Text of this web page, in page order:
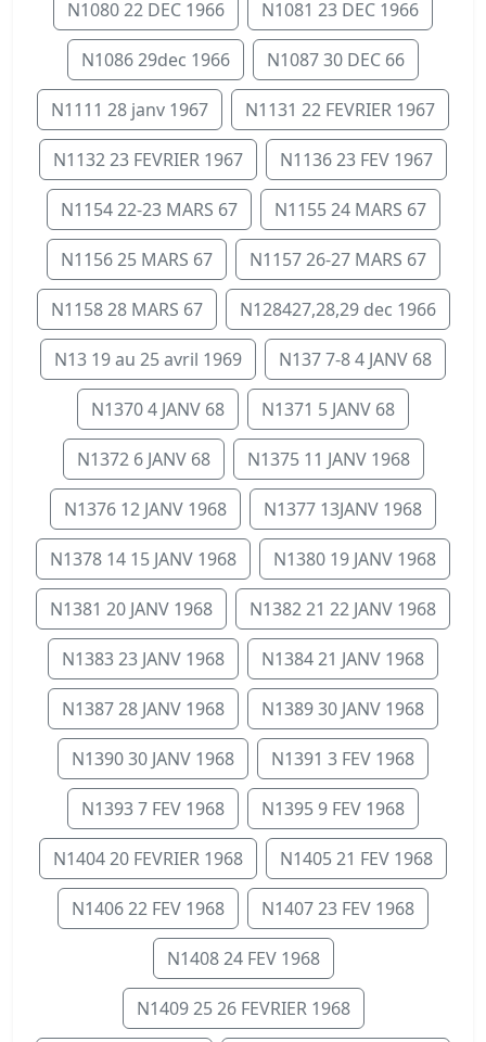
N1080 22 DEC 1966 N1081 23 DEC 1966
N1086 29dec 1966 N1087 30 DEC 66
N1111 28 janv 1967 N1131 22 FEVRIER 1967
N1132 23 FEVRIER 1967 N1136 23 FEV 1967
N1154 22-23 MARS 67 N1155 24 MARS 67
N1156 25 MARS 67 N1157 26-27 MARS 67
N1158 28 MARS 67 N128427,28,29 dec 1966
N13 19 au 25 avril 1969 N137 7-8 4 JANV 68
N1370 4 JANV 68 N1371 5 JANV 68
N1372 6 JANV 68 N1375 11 JANV 1968
N1376 12 JANV 1968 N1377 13JANV 1968
N1378 14 15 JANV 1968 N1380 19 JANV 1968
N1381 20 JANV 1968 N1382 21 22 JANV 1968
N1383 23 JANV 1968 N1384 21 JANV 1968
N1387 28 JANV 1968 N1389 30 JANV 1968
N1390 30 JANV 1968 N1391 3 FEV 1968
N1393 7 FEV 1968 N1395 9 FEV 1968
N1404 20 FEVRIER 1968 N1405 21 FEV 1968
N1406 22 FEV 1968 N1407 23 FEV 1968
N1408 24 FEV 1968
N1409 25 26 FEVRIER 1968